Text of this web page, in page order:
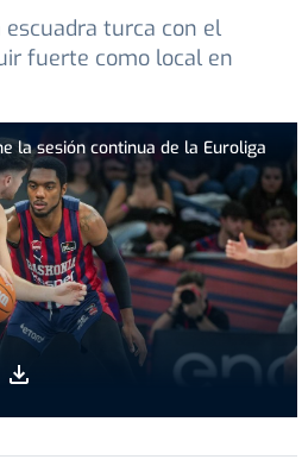
escuadra turca con el
fuerte como local en
la sesión continua de la Euroliga